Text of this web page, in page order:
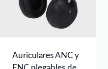
Auriculares ANC y